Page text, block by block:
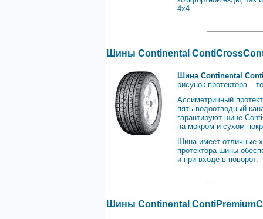
4х4.
Шины Continental
Шина Continental
рисунок протектора –
Ассиметричный
пять водоотводный
гарантируют шине
на мокром и сухом
Шина имеет отличные
протектора шины
и при входе в поворот.
Шины Continental